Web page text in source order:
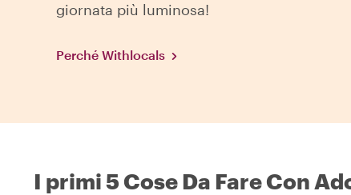
giornata più luminosa!
Perché Withlocals
I primi 5 Cose Da Fare Con